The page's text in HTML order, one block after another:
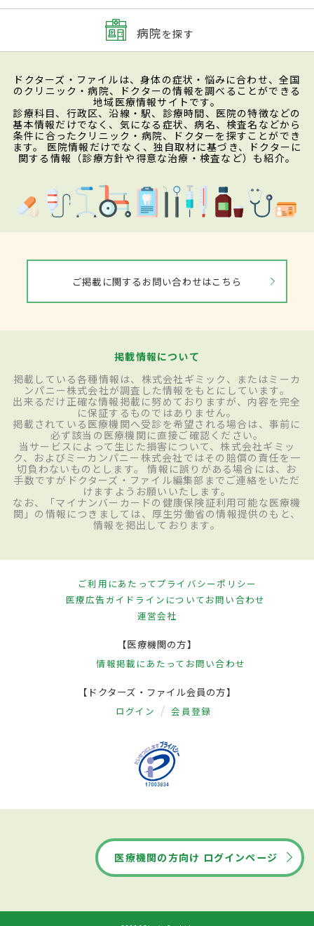
病院を探す
ドクターズ・ファイルは、身体の症状・悩みに合わせ、全国
のクリニック・病院、ドクターの情報を調べることができる
地域医療情報サイトです。
診療科目、行政区、沿線・駅、診療時間、医院の特徴などの
基本情報だけでなく、気になる症状、病名、検査名などから
条件に合ったクリニック・病院、ドクターを探すことができ
ます。 医院情報だけでなく、独自取材に基づき、ドクターに
関する情報（診療方針や得意な治療・検査など）も紹介。
ご掲載に関するお問い合わせはこちら
掲載情報について
掲載している各種情報は、株式会社ギミック、またはミーカ
ンパニー株式会社が調査した情報をもとにしています。
出来るだけ正確な情報掲載に努めておりますが、内容を完全
に保証するものではありません。
掲載されている医療機関へ受診を希望される場合は、事前に
必ず該当の医療機関に直接ご確認ください。
当サービスによって生じた損害について、株式会社ギミッ
ク、およびミーカンパニー株式会社ではその賠償の責任を一
切負わないものとします。 情報に誤りがある場合には、お
手数ですがドクターズ・ファイル編集部までご連絡をいただ
けますようお願いいたします。
なお、「マイナンバーカードの健康保険証利用可能な医療機
関」の情報につきましては、厚生労働省の情報提供のもと、
情報を掲出しております。
ご利用にあたってプライバシーポリシー
医療広告ガイドラインについてお問い合わせ
運営会社
【医療機関の方】
情報掲載にあたって お問い合わせ
【ドクターズ・ファイル会員の方】
ログイン 会員登録
医療機関の方向け ログインページ